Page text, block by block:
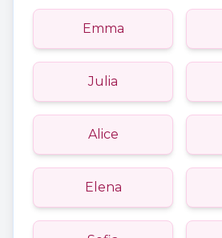
Emma
Julia
Alice
Elena